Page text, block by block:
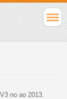
no ao 2013.